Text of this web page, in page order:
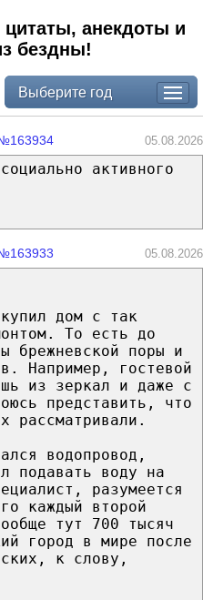
анекдоты и
бездны!
Выберите год
05.08.2026
активного
05.08.2026
дом с так
То есть до
брежневской поры и
Например, гостевой
из зеркал и даже с
представить, что
рассматривали.
водопровод,
подавать воду на
разумеется
каждый второй
тут 700 тысяч
город в мире после
к слову,